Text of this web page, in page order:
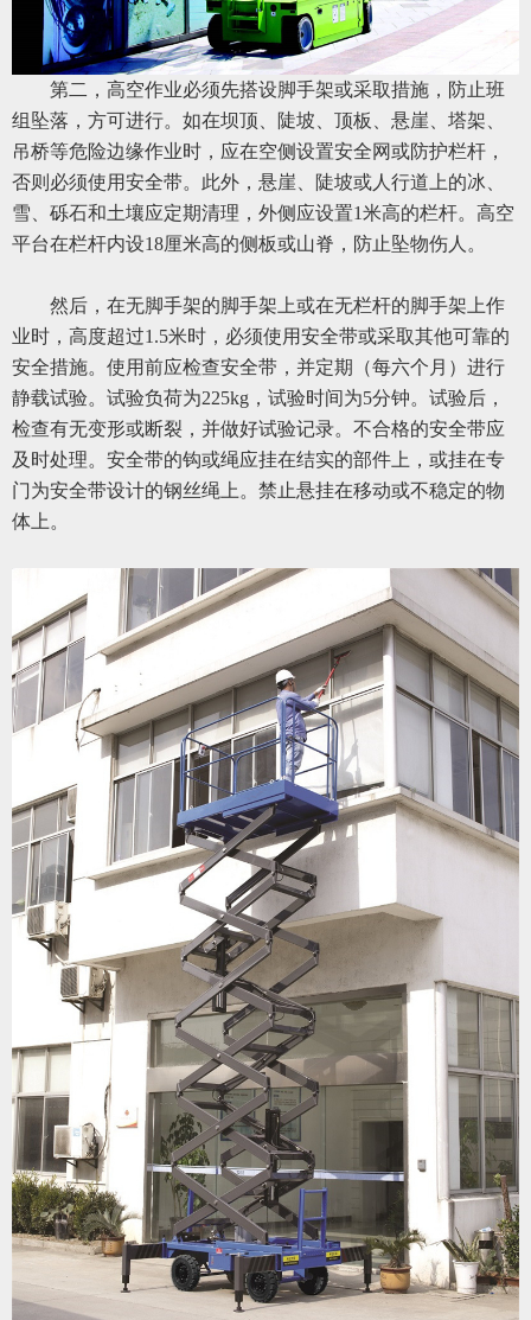
第二，高空作业必须先搭设脚手架或采取措施，防止班
组坠落，方可进行。如在坝顶、陡坡、顶板、悬崖、塔架、
吊桥等危险边缘作业时，应在空侧设置安全网或防护栏杆，
否则必须使用安全带。此外，悬崖、陡坡或人行道上的冰、
雪、砾石和土壤应定期清理，外侧应设置1米高的栏杆。高空
平台在栏杆内设18厘米高的侧板或山脊，防止坠物伤人。
然后，在无脚手架的脚手架上或在无栏杆的脚手架上作
业时，高度超过1.5米时，必须使用安全带或采取其他可靠的
安全措施。使用前应检查安全带，并定期（每六个月）进行
静载试验。试验负荷为225kg，试验时间为5分钟。试验后，
检查有无变形或断裂，并做好试验记录。不合格的安全带应
及时处理。安全带的钩或绳应挂在结实的部件上，或挂在专
门为安全带设计的钢丝绳上。禁止悬挂在移动或不稳定的物
体上。